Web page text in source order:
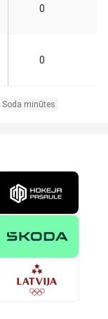
0
0
Soda minūtes